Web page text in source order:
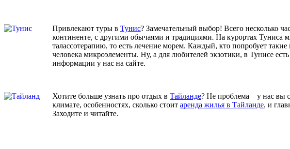
Привлекают туры в Тунис? Замечательный выбор! Всего несколько
континенте, с другими обычаями и традициями. На курортах Туниса
талассотерапию, то есть лечение морем. Каждый, кто попробует
человека микроэлементы. Ну, а для любителей экзотики, в Тунисе
информации у нас на сайте.
Хотите больше узнать про отдых в Тайланде? Не проблема – у нас вы
климате, особенностях, сколько стоит аренда жилья в Тайланде, и
Заходите и читайте.